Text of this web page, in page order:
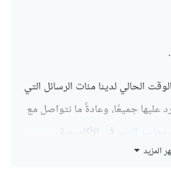
الحالي لدينا مئات الرسائل التي
عليها جميعًا، وعادةً ما نتواصل مع
معايير النشر
في الأكاديمية.
المزيد